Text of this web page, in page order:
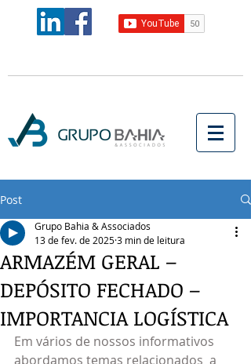
Post
ARMAZÉM GERAL –
DEPÓSITO FECHADO –
IMPORTANCIA LOGÍSTICA
Grupo Bahia & Associados
13 de fev. de 20253 min de leitura
Em vários de nossos informativos
abordamos temas relacionados  a